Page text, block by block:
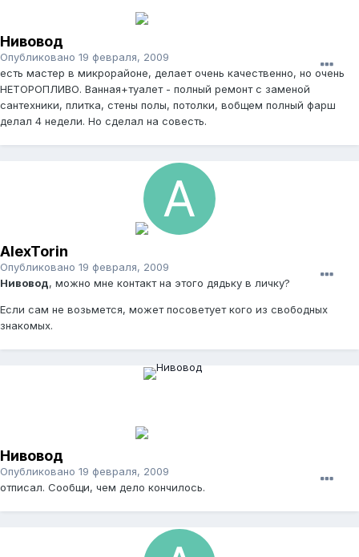
Нивовод
Опубликовано 19 февраля, 2009
есть мастер в микрорайоне, делает очень качественно, но очень
НЕТОРОПЛИВО. Ванная+туалет - полный ремонт с заменой
сантехники, плитка, стены полы, потолки, вобщем полный фарш
делал 4 недели. Но сделал на совесть.
AlexTorin
Опубликовано 19 февраля, 2009
Нивовод, можно мне контакт на этого дядьку в личку?
Если сам не возьмется, может посоветует кого из свободных
знакомых.
Нивовод
Опубликовано 19 февраля, 2009
отписал. Сообщи, чем дело кончилось.